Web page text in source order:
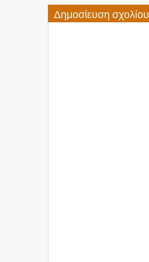
Δημοσίευση σχολίου